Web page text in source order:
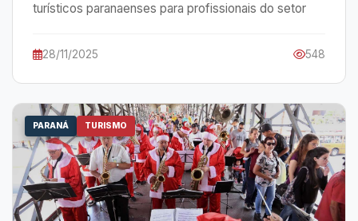
turísticos paranaenses para profissionais do setor
28/11/2025 548
PARANÁ TURISMO